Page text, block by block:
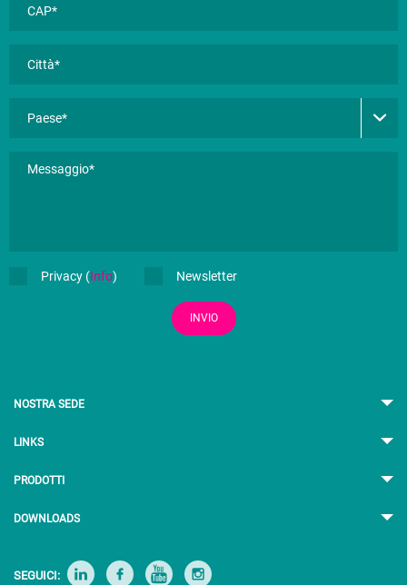
Privacy (Info) Newsletter
INVIO
NOSTRA SEDE
LINKS
PRODOTTI
DOWNLOADS
SEGUICI: